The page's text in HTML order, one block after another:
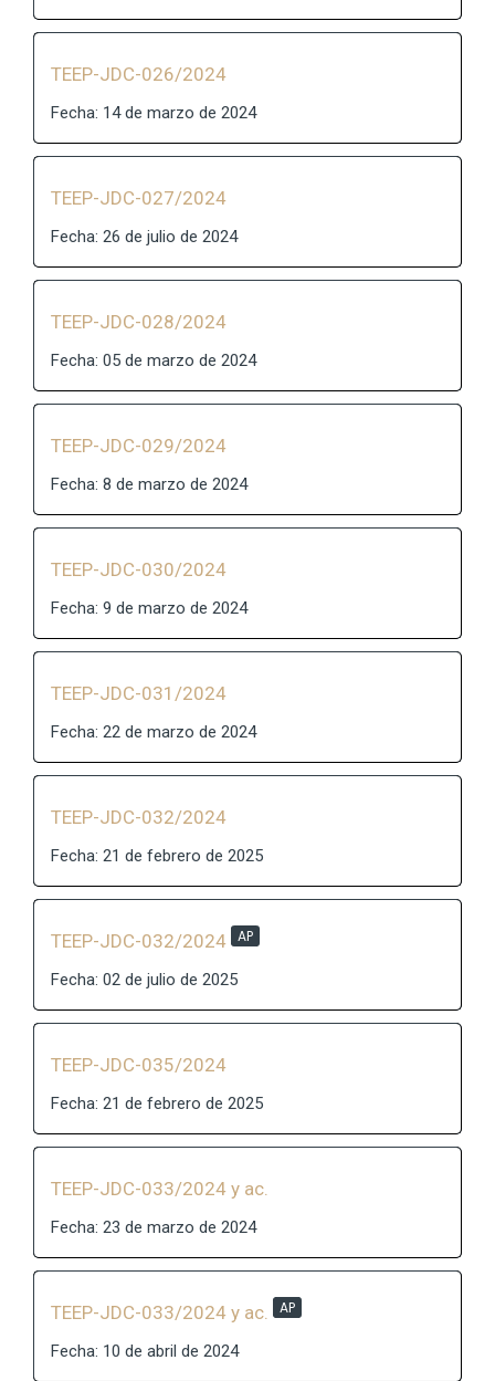
TEEP-JDC-026/2024
Fecha: 14 de marzo de 2024
TEEP-JDC-027/2024
Fecha: 26 de julio de 2024
TEEP-JDC-028/2024
Fecha: 05 de marzo de 2024
TEEP-JDC-029/2024
Fecha: 8 de marzo de 2024
TEEP-JDC-030/2024
Fecha: 9 de marzo de 2024
TEEP-JDC-031/2024
Fecha: 22 de marzo de 2024
TEEP-JDC-032/2024
Fecha: 21 de febrero de 2025
TEEP-JDC-032/2024 AP
Fecha: 02 de julio de 2025
TEEP-JDC-035/2024
Fecha: 21 de febrero de 2025
TEEP-JDC-033/2024 y ac.
Fecha: 23 de marzo de 2024
TEEP-JDC-033/2024 y ac. AP
Fecha: 10 de abril de 2024